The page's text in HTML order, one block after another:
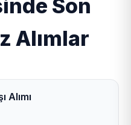
Son
Alımlar
Alımı